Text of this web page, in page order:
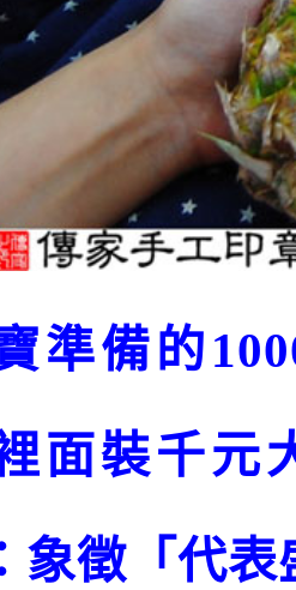
準備的
面裝千元
象徵「代